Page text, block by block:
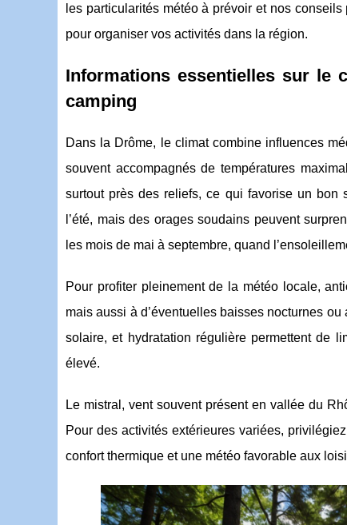
les particularités météo à prévoir et nos
pour organiser vos activités dans la région.
Informations essentielles sur le
camping
Dans la Drôme, le climat combine influences
souvent accompagnés de températures
surtout près des reliefs, ce qui favorise un bon
l’été, mais des orages soudains peuvent
les mois de mai à septembre, quand
Pour profiter pleinement de la météo locale,
mais aussi à d’éventuelles baisses nocturnes
solaire, et hydratation régulière permettent de
élevé.
Le mistral, vent souvent présent en vallée du
Pour des activités extérieures variées,
confort thermique et une météo favorable aux